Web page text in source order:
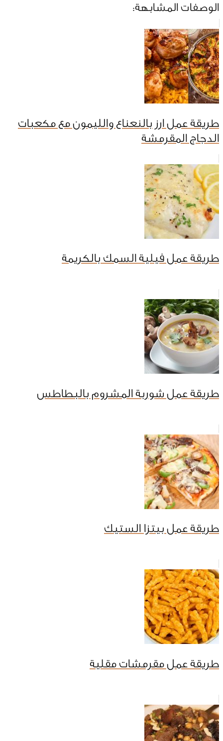
الوصفات المشابهة:
طريقة عمل ارز بالنعناع والليمون مع مكعبات
الدجاج المقرمشة
طريقة عمل فيلية السمك بالكريمة
طريقة عمل شوربة المشروم بالبطاطس
طريقة عمل بيتزا الستيك
طريقة عمل مقرمشات مقلية